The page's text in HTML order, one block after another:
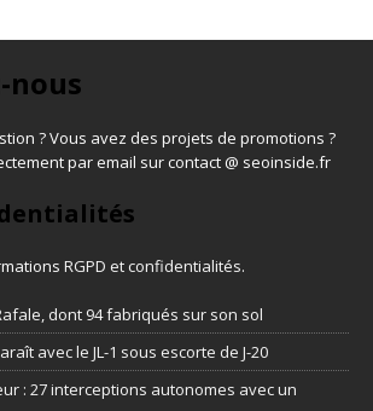
nous
? Vous avez des projets de promotions ?
par email sur contact @ seoinside.fr
RGPD et confidentialités.
dont 94 fabriqués sur son sol
avec le JL-1 sous escorte de J-20
: 27 interceptions autonomes avec un